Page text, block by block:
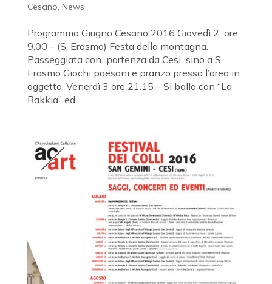
Cesano, News
Programma Giugno Cesano 2016 Giovedì 2 ore
9.00 – (S. Erasmo) Festa della montagna.
Passeggiata con partenza da Cesi sino a S.
Erasmo Giochi paesani e pranzo presso l’area in
oggetto. Venerdì 3 ore 21.15 – Si balla con “La
Rakkia” ed...